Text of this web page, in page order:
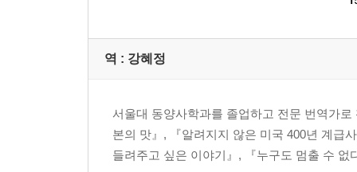
13장 새로운 점수판
‘더 많이’에 대한 새로운 갈망
4부 의미를 찾아서: 역설 이해하기
역 : 강혜정
서울대 동양사학과를 졸업하고 전문 번역가
본의 맛』, 『알려지지 않은 미국 400년 계급
들려주고 싶은 이야기』, 『누구도 멈출 수 없